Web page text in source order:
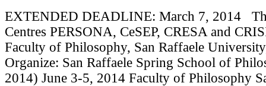
EXTENDED DEADLINE: March 7, 2014
Centres PERSONA, CeSEP, CRESA and
Faculty of Philosophy, San Raffaele
Organize: San Raffaele Spring School of
2014) June 3-5, 2014 Faculty of Philosophy